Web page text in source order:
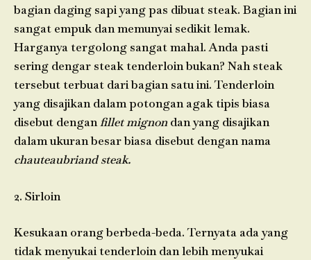
bagian daging sapi yang pas dibuat steak. Bagian ini
sangat empuk dan memunyai sedikit lemak.
Harganya tergolong sangat mahal. Anda pasti
sering dengar steak tenderloin bukan? Nah steak
tersebut terbuat dari bagian satu ini. Tenderloin
yang disajikan dalam potongan agak tipis biasa
disebut denganfillet mignon dan yang disajikan
dalam ukuran besar biasa disebut dengan nama
chauteaubriand steak.
2. Sirloin
Kesukaan orang berbeda-beda. Ternyata ada yang
tidak menyukai tenderloin dan lebih menyukai